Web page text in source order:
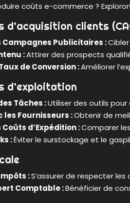
coûts e-commerce ?
d’acquisition clients
Publicitaires :
:Attirer des prospects
de Conversion :Améliorer
d’exploitation
Tâches :Utiliser des outils
les Fournisseurs :Obtenir de
d’Expédition :Comparer
:Éviter le surstockage et le
:S’assurer de respecter
Comptable :Bénéficier de